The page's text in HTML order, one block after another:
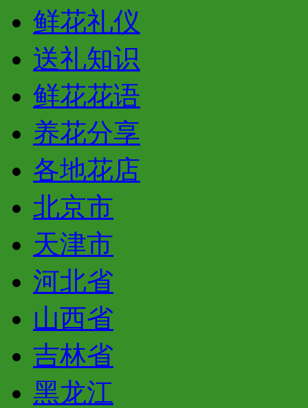
鲜花礼仪
送礼知识
鲜花花语
养花分享
各地花店
北京市
天津市
河北省
山西省
吉林省
黑龙江